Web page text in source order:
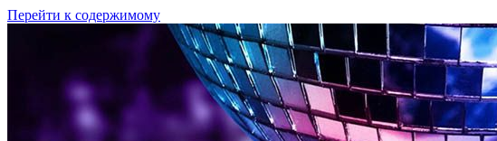
Перейти к содержимому